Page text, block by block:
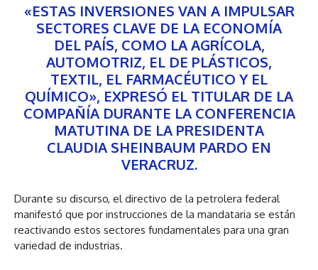
«ESTAS INVERSIONES VAN A IMPULSAR
SECTORES CLAVE DE LA ECONOMÍA
DEL PAÍS, COMO LA AGRÍCOLA,
AUTOMOTRIZ, EL DE PLÁSTICOS,
TEXTIL, EL FARMACÉUTICO Y EL
QUÍMICO», EXPRESÓ EL TITULAR DE LA
COMPAÑÍA DURANTE LA CONFERENCIA
MATUTINA DE LA PRESIDENTA
CLAUDIA SHEINBAUM PARDO EN
VERACRUZ.
Durante su discurso, el directivo de la petrolera federal
manifestó que por instrucciones de la mandataria se están
reactivando estos sectores fundamentales para una gran
variedad de industrias.